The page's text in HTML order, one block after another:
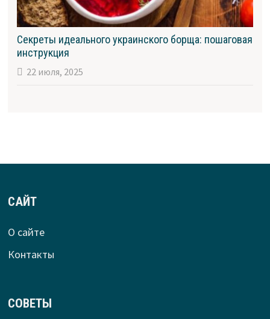
Секреты идеального украинского борща: пошаговая
инструкция
22 июля, 2025
САЙТ
О сайте
Контакты
СОВЕТЫ